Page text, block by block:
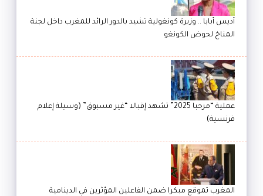
أديس أبابا .. وزيرة كونغولية تشيد بالدور الرائد للمغرب داخل لجنة
المناخ لحوض الكونغو
عملية “مرحبا 2025” تشهد إقبالا “غير مسبوق” (وسيلة إعلام
فرنسية)
المغرب تموقع مبكرا ضمن الفاعلين المؤثرين في الدينامية